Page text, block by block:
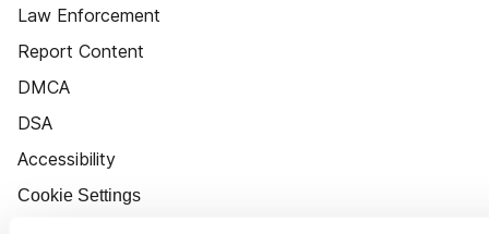
Law Enforcement
Report Content
DMCA
DSA
Accessibility
Cookie Settings